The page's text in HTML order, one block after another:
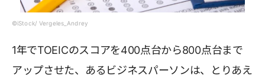
©iStock/ Vergeles_Andrey
1年でTOEICのスコアを400点台から800点台まで
アップさせた、あるビジネスパーソンは、とりあえ